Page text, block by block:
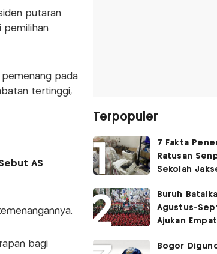
putaran
pemilihan
pemenang pada
tertinggi,
AS
bagi
Terpopuler
7 Fakta
Ratusan
Sekolah
Ruang Bunker
Buruh
Agustus-
Ajukan
Bogor